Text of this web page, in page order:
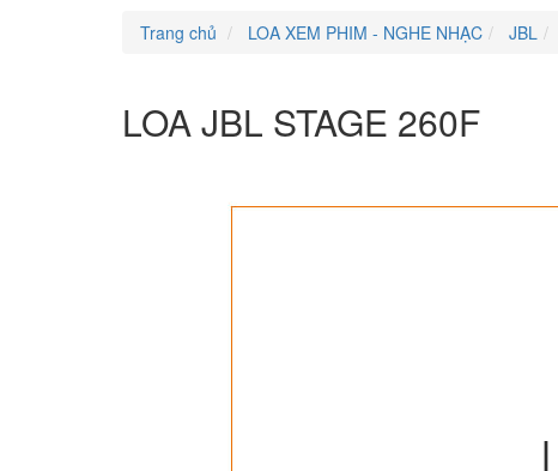
Trang chủ
LOA XEM PHIM - NGHE NHẠC JBL
LOA JBL STAGE 260F